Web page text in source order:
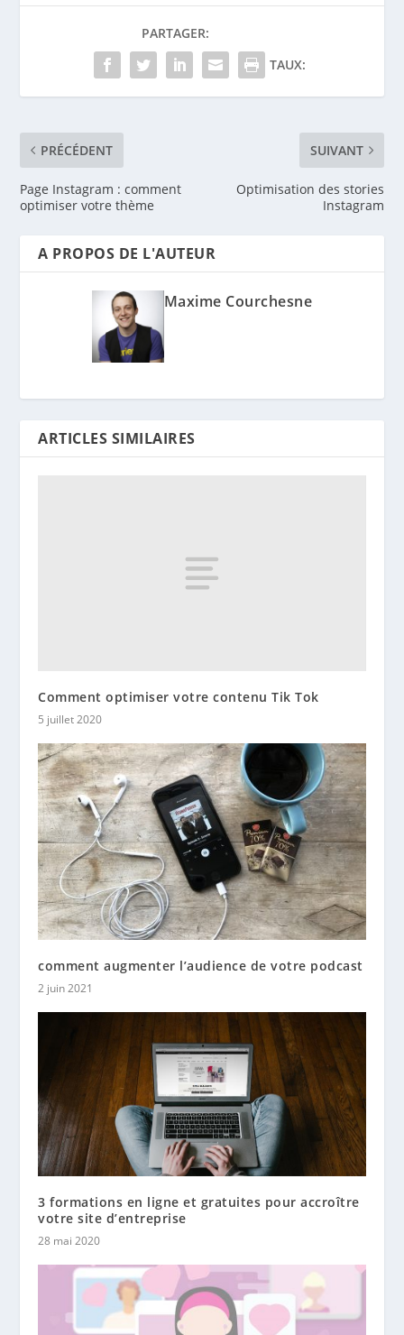
PARTAGER:
TAUX:
PRÉCÉDENT
Page Instagram : comment
optimiser votre thème
SUIVANT
Optimisation des stories
Instagram
A PROPOS DE L'AUTEUR
Maxime Courchesne
ARTICLES SIMILAIRES
Comment optimiser votre contenu Tik Tok
5 juillet 2020
comment augmenter l’audience de votre podcast
2 juin 2021
3 formations en ligne et gratuites pour accroître
votre site d’entreprise
28 mai 2020